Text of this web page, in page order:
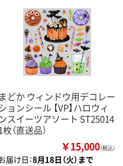
まどか ウィンドウ用デコレー
ョンシール 【VP】ハロウィ
ンスイーツアソート ST25014
枚（直送品）
￥15,000（税込）
届け日：8月18日（火）まで